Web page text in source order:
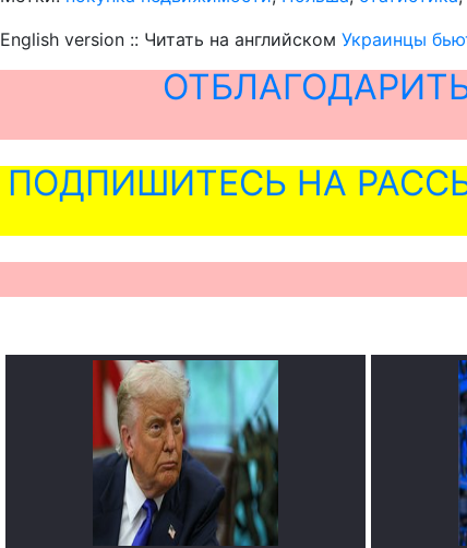
English version :: Читать на английском Украинцы
ПОДПИШИТЕСЬ НА